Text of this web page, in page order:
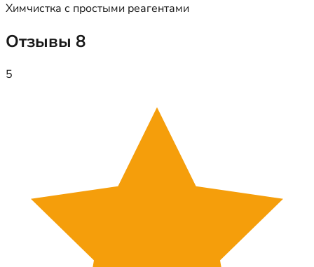
Химчистка с простыми реагентами
Отзывы 8
5